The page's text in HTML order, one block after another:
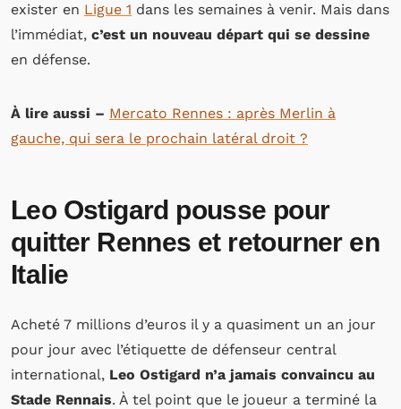
exister en Ligue 1 dans les semaines à venir. Mais dans
l’immédiat, c’est un nouveau départ qui se dessine
en défense.
À lire aussi – Mercato Rennes : après Merlin à
gauche, qui sera le prochain latéral droit ?
Leo Ostigard pousse pour
quitter Rennes et retourner en
Italie
Acheté 7 millions d’euros il y a quasiment un an jour
pour jour avec l’étiquette de défenseur central
international, Leo Ostigard n’a jamais convaincu au
Stade Rennais. À tel point que le joueur a terminé la